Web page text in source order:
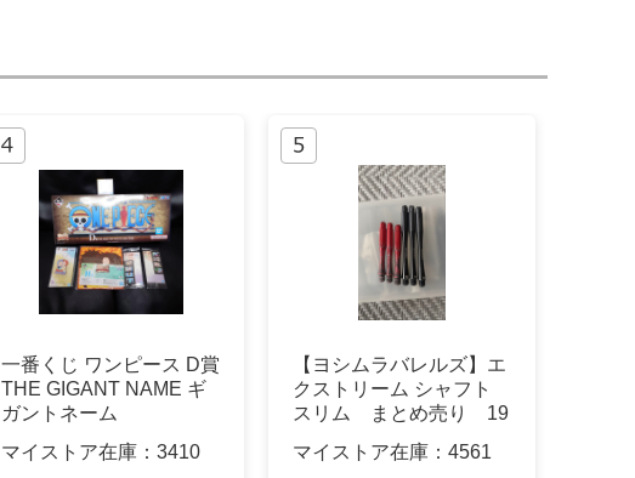
一番くじ ワンピース D賞
THE GIGANT NAME ギ
ガントネーム
マイストア在庫： 3410
【ヨシムラバレルズ】エ
クストリーム シャフト
スリム まとめ売り 19
マイストア在庫： 4561